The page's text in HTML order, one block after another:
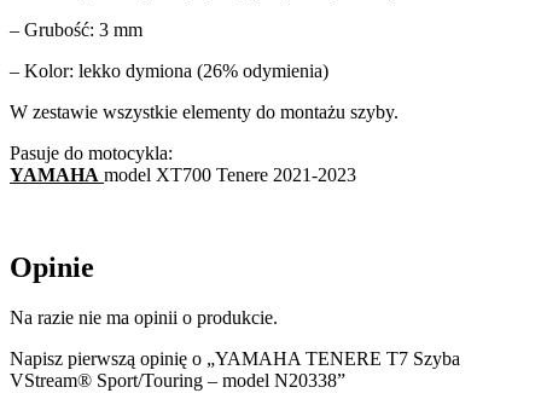
– Grubość: 3 mm
– Kolor: lekko dymiona (26% odymienia)
W zestawie wszystkie elementy do montażu szyby.
Pasuje do motocykla:
YAMAHA model XT700 Tenere 2021-2023
Opinie
Na razie nie ma opinii o produkcie.
Napisz pierwszą opinię o „YAMAHA TENERE T7 Szyba
VStream® Sport/Touring – model N20338”